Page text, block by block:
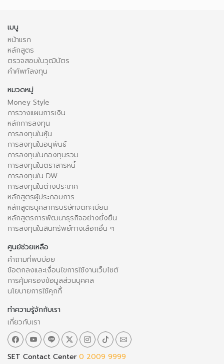
เมนู
หน้าแรก
หลักสูตร
ตรวจสอบใบวุฒิบัตร
คำศัพท์ลงทุน
หมวดหมู่
Money Style
การวางแผนการเงิน
หลักการลงทุน
การลงทุนในหุ้น
การลงทุนในอนุพันธ์
การลงทุนในกองทุนรวม
การลงทุนในตราสารหนี้
การลงทุนใน DW
การลงทุนในต่างประเทศ
หลักสูตรผู้ประกอบการ
หลักสูตรบุคลากรบริษัทจดทะเบียน
หลักสูตรการพัฒนาธุรกิจอย่างยั่งยืน
การลงทุนในสินทรัพย์ทางเลือกอื่น ๆ
ศูนย์ช่วยเหลือ
คำถามที่พบบ่อย
ข้อตกลงและเงื่อนไขการใช้งานเว็บไซต์
การคุ้มครองข้อมูลส่วนบุคคล
นโยบายการใช้คุกกี้
ทำความรู้จักกับเรา
เกี่ยวกับเรา
SET Contact Center 0 2009 9999